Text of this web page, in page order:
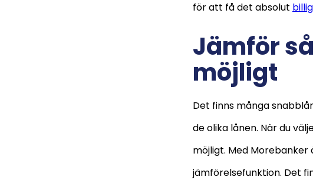
för att få det absolut
Jämför
möjligt
Det finns många
de olika lånen. När du
möjligt. Med
jämförelsefunktion. Det